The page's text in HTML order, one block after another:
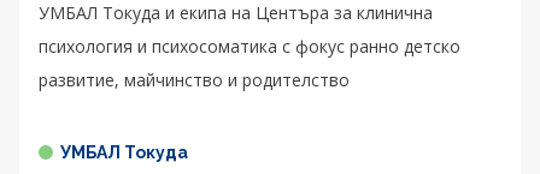
УМБАЛ Токуда и екипа на Центъра за клинична
психология и психосоматика с фокус ранно детско
развитие, майчинство и родителство
УМБАЛ Токуда